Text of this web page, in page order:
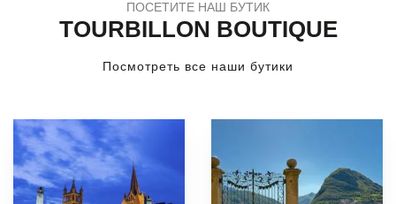
ПОСЕТИТЕ НАШ БУТИК
TOURBILLON BOUTIQUE
Посмотреть все наши бутики